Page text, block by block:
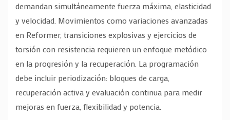
demandan simultáneamente fuerza máxima, elasticidad
y velocidad. Movimientos como variaciones avanzadas
en Reformer, transiciones explosivas y ejercicios de
torsión con resistencia requieren un enfoque metódico
en la progresión y la recuperación. La programación
debe incluir periodización: bloques de carga,
recuperación activa y evaluación continua para medir
mejoras en fuerza, flexibilidad y potencia.